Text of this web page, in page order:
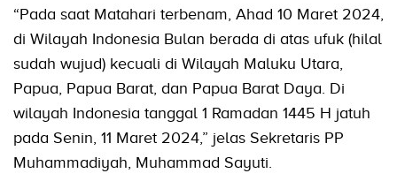
“Pada saat Matahari terbenam, Ahad 10 Maret 2024,
di Wilayah Indonesia Bulan berada di atas ufuk (hilal
sudah wujud) kecuali di Wilayah Maluku Utara,
Papua, Papua Barat, dan Papua Barat Daya. Di
wilayah Indonesia tanggal 1 Ramadan 1445 H jatuh
pada Senin, 11 Maret 2024,” jelas Sekretaris PP
Muhammadiyah, Muhammad Sayuti.